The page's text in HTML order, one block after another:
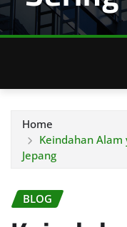
Home
Keindahan Alam
Jepang
BLOG